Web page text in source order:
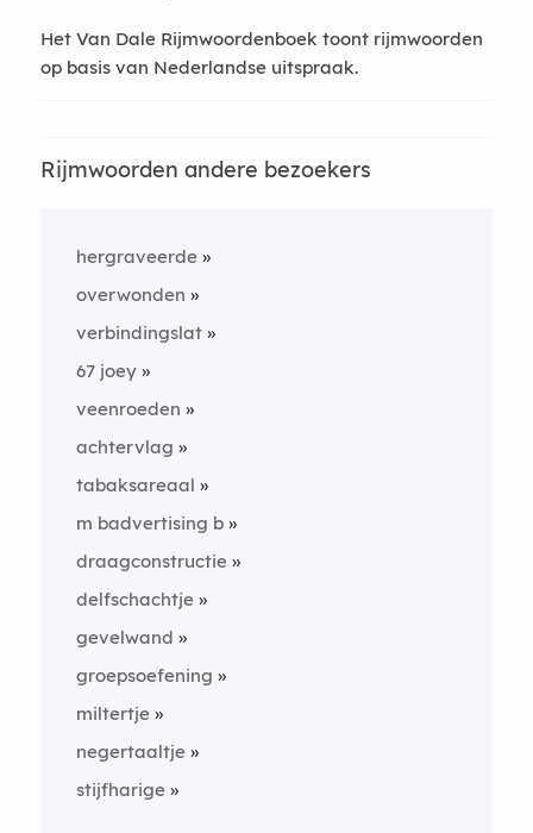
Het Van Dale Rijmwoordenboek toont rijmwoorden
op basis van Nederlandse uitspraak.
Rijmwoorden andere bezoekers
hergraveerde
overwonden
verbindingslat
67 joey
veenroeden
achtervlag
tabaksareaal
m badvertising b
draagconstructie
delfschachtje
gevelwand
groepsoefening
miltertje
negertaaltje
stijfharige